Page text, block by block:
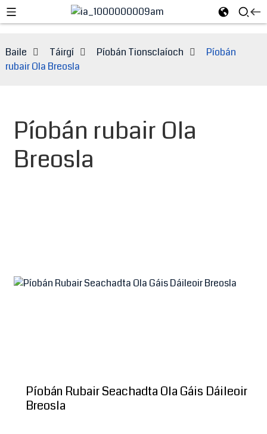
Baile Táirgí Píobán Tionsclaíoch
Píobán
rubair Ola Breosla
Píobán rubair Ola
Breosla
Píobán Rubair Seachadta Ola Gáis Dáileoir
Breosla